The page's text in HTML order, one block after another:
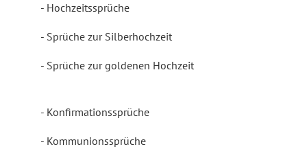
Hochzeitssprüche
Sprüche zur Silberhochzeit
Sprüche zur goldenen Hochzeit
Konfirmationssprüche
Kommunionssprüche